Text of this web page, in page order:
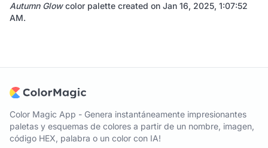
Autumn Glowcolor palette created on Jan 16, 2025, 1:07:52
AM.
Color Magic App - Genera instantáneamente impresionantes
paletas y esquemas de colores a partir de un nombre, imagen,
código HEX, palabra o un color con IA!